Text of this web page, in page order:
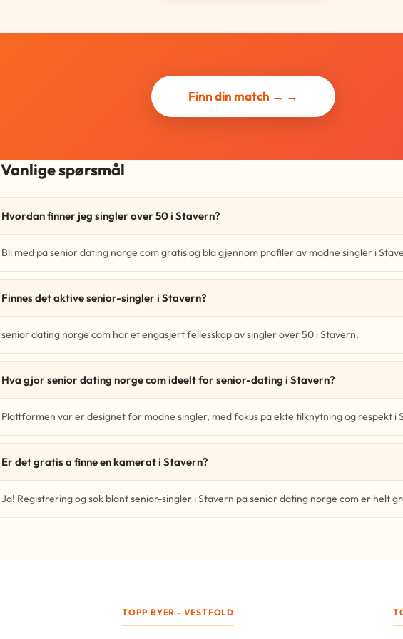
Finn din match → →
Vanlige spørsmål
Hvordan finner jeg singler over 50 i Stavern?
Bli med pa senior dating norge com gratis og bla gjennom profiler av modne singler i
Finnes det aktive senior-singler i Stavern?
senior dating norge com har et engasjert fellesskap av singler over 50 i Stavern.
Hva gjor senior dating norge com ideelt for senior-dating i Stavern?
Plattformen var er designet for modne singler, med fokus pa ekte tilknytning og respekt i
Er det gratis a finne en kamerat i Stavern?
Ja! Registrering og sok blant senior-singler i Stavern pa senior dating norge com er helt
TOPP BYER - VESTFOLD